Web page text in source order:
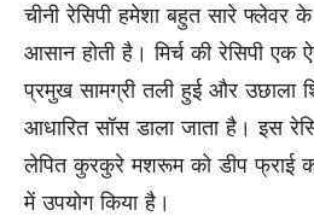
चीनी रेसिपी हमेशा बहुत सारे फ्लेवर
आसान होती है। मिर्च की रेसिपी
प्रमुख सामग्री तली हुई और उछाला
आधारित सॉस डाला जाता है। इस
लेपित कुरकुरे मशरूम को डीप
में उपयोग किया है।